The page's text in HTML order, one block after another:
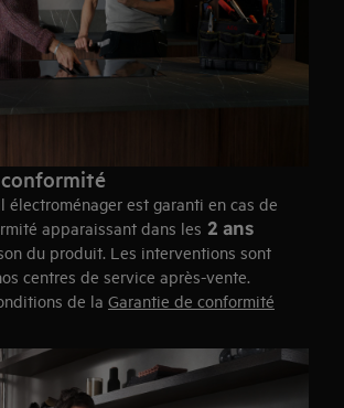
électroménager est garanti en cas de
apparaissant dans les 2 ans
du produit. Les interventions sont
centres de service après-vente.
de la Garantie de conformité